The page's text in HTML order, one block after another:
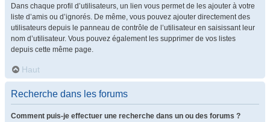
Dans chaque profil d’utilisateurs, un lien vous permet de les ajouter à votre
liste d’amis ou d’ignorés. De même, vous pouvez ajouter directement des
utilisateurs depuis le panneau de contrôle de l’utilisateur en saisissant leur
nom d’utilisateur. Vous pouvez également les supprimer de vos listes
depuis cette même page.
Haut
Recherche dans les forums
Comment puis-je effectuer une recherche dans un ou des forums ?